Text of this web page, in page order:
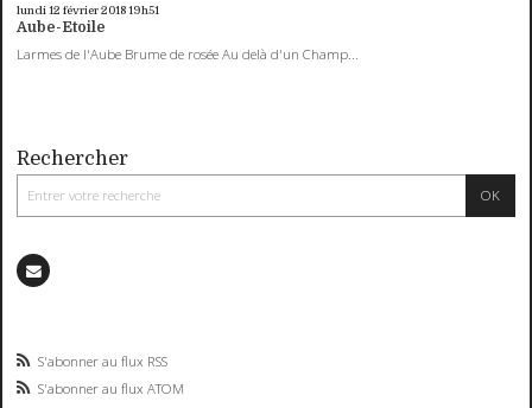
lundi 12 février 201819h51
Aube-Etoile
Larmes de l'Aube Brume de rosée Au delà d'un Champ...
Rechercher
S'abonner au flux RSS
S'abonner au flux ATOM